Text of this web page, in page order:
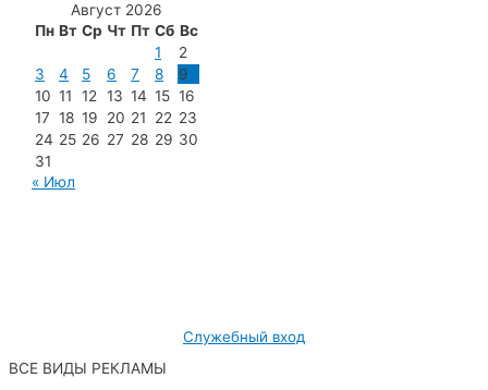
Август 2026
Пн Вт Ср Чт Пт Сб Вс
1
2
3
4 5 6 7 8
9
10 11 12 13 14 15 16
17 18 19 20 21 22 23
24 25 26 27 28 29 30
31
« Июл
Служебный вход
ВСЕ ВИДЫ РЕКЛАМЫ